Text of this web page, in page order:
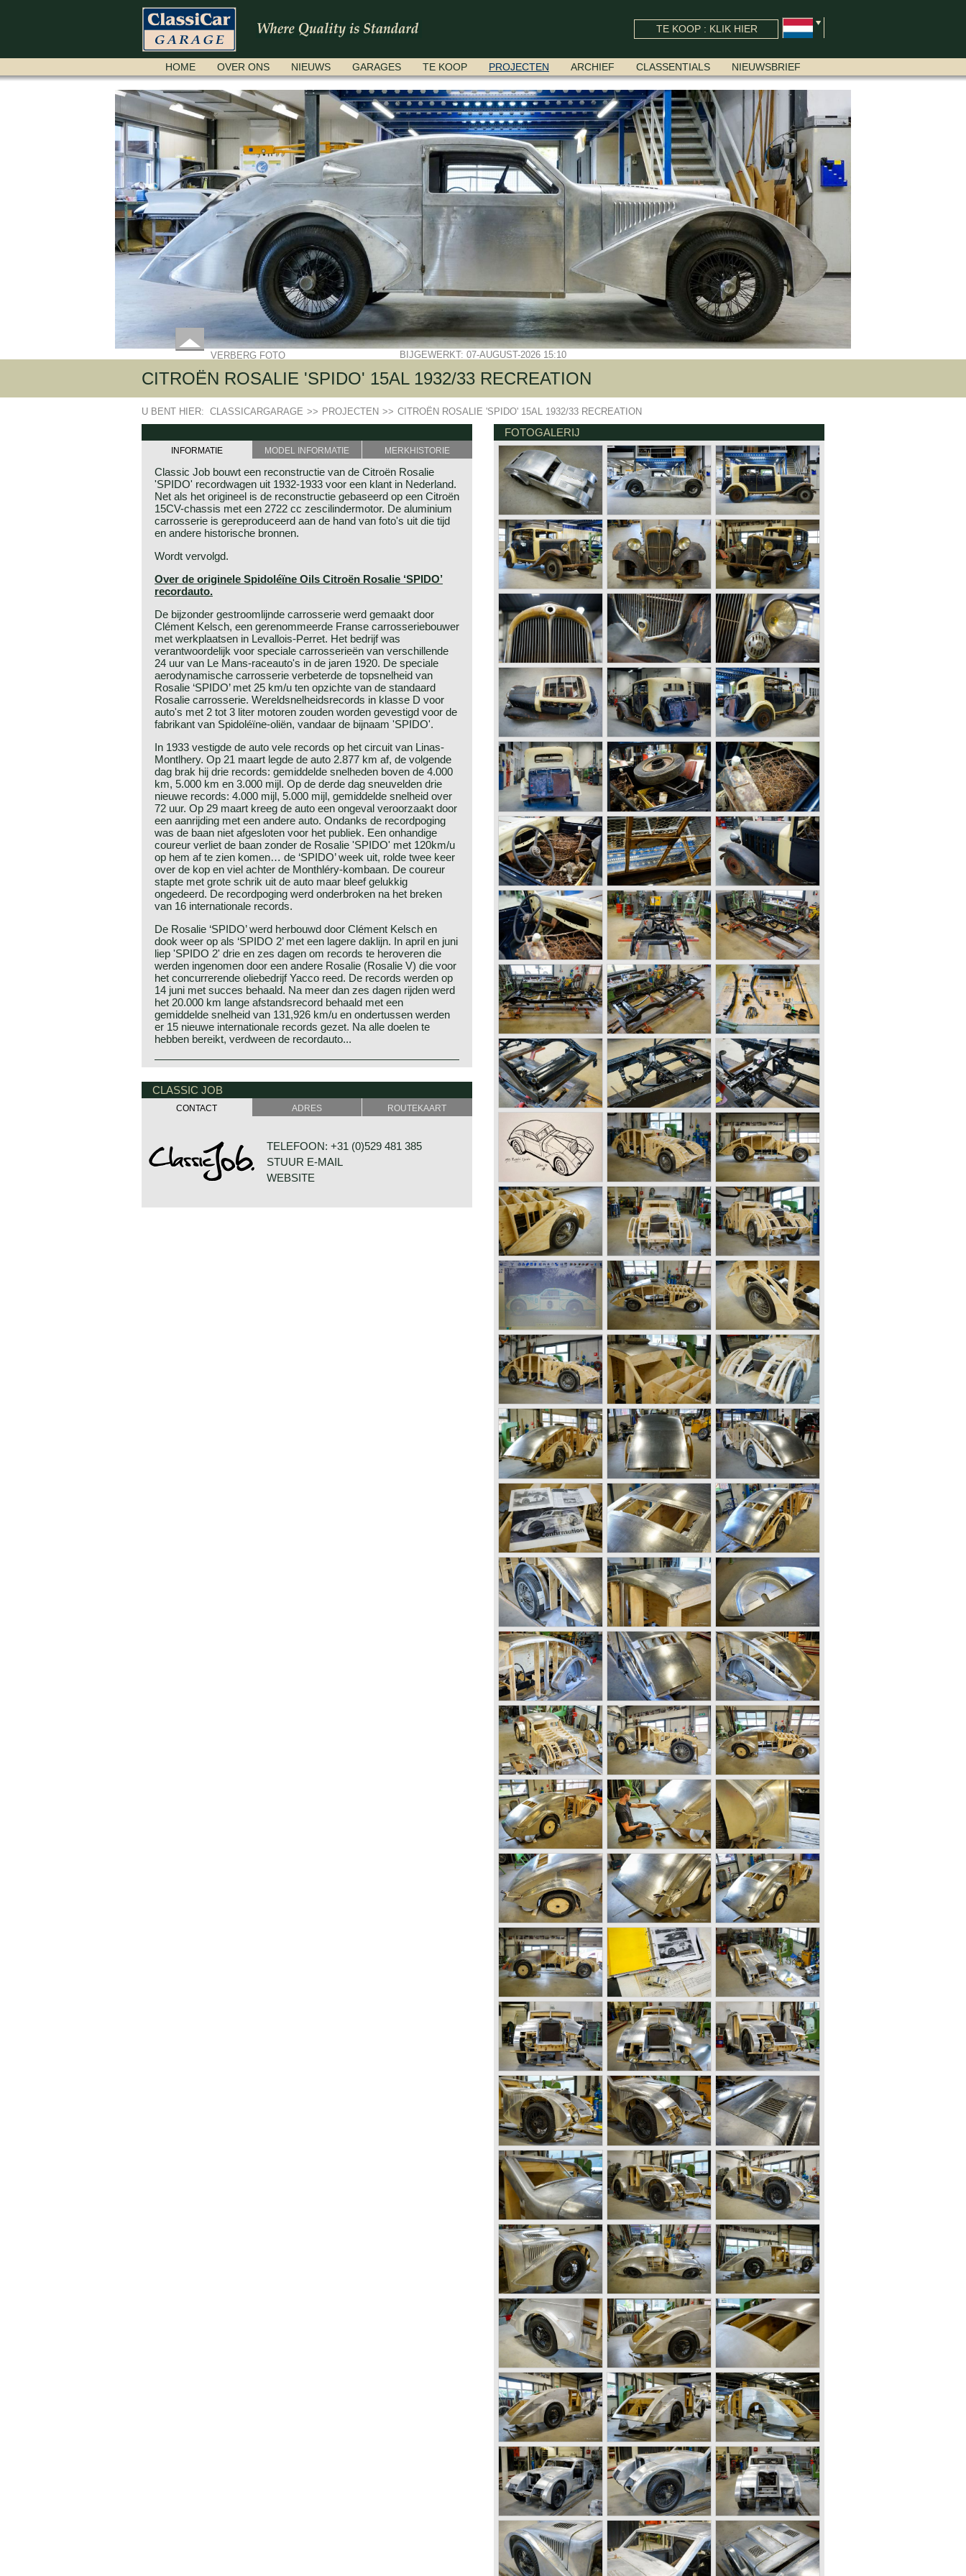
TE KOOP : KLIK HIER
NAVIGATIE
OVERSLAAN
HOME OVER ONS NIEUWS GARAGES TE KOOP PROJECTEN ARCHIEF CLASSENTIALS NIEUWSBRIEF
VERBERG FOTO BIJGEWERKT: 07-AUGUST-2026 15:10
CITROËN ROSALIE 'SPIDO' 15AL 1932/33 RECREATION
U BENT HIER: CLASSICARGARAGE >> PROJECTEN >> CITROËN ROSALIE 'SPIDO' 15AL 1932/33 RECREATION
INFORMATIE MODEL INFORMATIE MERKHISTORIE
Classic Job bouwt een reconstructie van de Citroën Rosalie
'SPIDO' recordwagen uit 1932-1933 voor een klant in Nederland.
Net als het origineel is de reconstructie gebaseerd op een Citroën
15CV-chassis met een 2722 cc zescilindermotor. De aluminium
carrosserie is gereproduceerd aan de hand van foto's uit die tijd
en andere historische bronnen.
Wordt vervolgd.
Over de originele Spidoléïne Oils Citroën Rosalie ‘SPIDO’
recordauto.
De bijzonder gestroomlijnde carrosserie werd gemaakt door
Clément Kelsch, een gerenommeerde Franse carrosseriebouwer
met werkplaatsen in Levallois-Perret. Het bedrijf was
verantwoordelijk voor speciale carrosserieën van verschillende
24 uur van Le Mans-raceauto's in de jaren 1920. De speciale
aerodynamische carrosserie verbeterde de topsnelheid van
Rosalie ‘SPIDO’ met 25 km/u ten opzichte van de standaard
Rosalie carrosserie. Wereldsnelheidsrecords in klasse D voor
auto's met 2 tot 3 liter motoren zouden worden gevestigd voor de
fabrikant van Spidoléïne-oliën, vandaar de bijnaam 'SPIDO'.
In 1933 vestigde de auto vele records op het circuit van Linas-
Montlhery. Op 21 maart legde de auto 2.877 km af, de volgende
dag brak hij drie records: gemiddelde snelheden boven de 4.000
km, 5.000 km en 3.000 mijl. Op de derde dag sneuvelden drie
nieuwe records: 4.000 mijl, 5.000 mijl, gemiddelde snelheid over
72 uur. Op 29 maart kreeg de auto een ongeval veroorzaakt door
een aanrijding met een andere auto. Ondanks de recordpoging
was de baan niet afgesloten voor het publiek. Een onhandige
coureur verliet de baan zonder de Rosalie 'SPIDO' met 120km/u
op hem af te zien komen… de ‘SPIDO’ week uit, rolde twee keer
over de kop en viel achter de Monthléry-kombaan. De coureur
stapte met grote schrik uit de auto maar bleef gelukkig
ongedeerd. De recordpoging werd onderbroken na het breken
van 16 internationale records.
De Rosalie ‘SPIDO’ werd herbouwd door Clément Kelsch en
dook weer op als ‘SPIDO 2’ met een lagere daklijn. In april en juni
liep 'SPIDO 2' drie en zes dagen om records te heroveren die
werden ingenomen door een andere Rosalie (Rosalie V) die voor
het concurrerende oliebedrijf Yacco reed. De records werden op
14 juni met succes behaald. Na meer dan zes dagen rijden werd
het 20.000 km lange afstandsrecord behaald met een
gemiddelde snelheid van 131,926 km/u en ondertussen werden
er 15 nieuwe internationale records gezet. Na alle doelen te
hebben bereikt, verdween de recordauto...
CLASSIC JOB
CONTACT ADRES ROUTEKAART
TELEFOON: +31 (0)529 481 385
STUUR E-MAIL
WEBSITE
FOTOGALERIJ